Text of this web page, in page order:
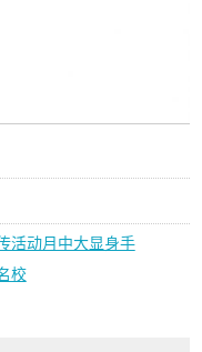
活动月中大显身手
校